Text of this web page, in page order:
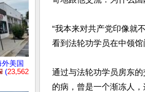
美国
(23,562
“我本来对共产党印像就
看到法轮功学员在中领
通过与法轮功学员房东
的病，曾是一个渐冻人